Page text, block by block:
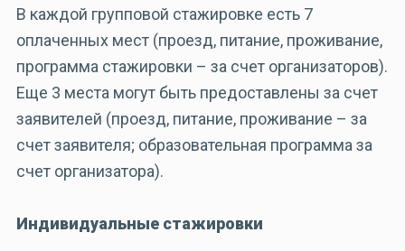
В каждой групповой стажировке есть 7
оплаченных мест (проезд, питание, проживание,
программа стажировки – за счет организаторов).
Еще 3 места могут быть предоставлены за счет
заявителей (проезд, питание, проживание – за
счет заявителя; образовательная программа за
счет организатора).
Индивидуальные стажировки